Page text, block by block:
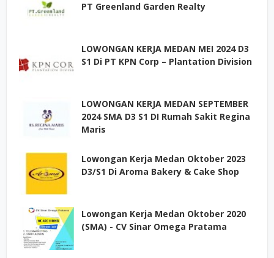
PT Greenland Garden Realty
LOWONGAN KERJA MEDAN MEI 2024 D3
S1 Di PT KPN Corp – Plantation Division
LOWONGAN KERJA MEDAN SEPTEMBER
2024 SMA D3 S1 DI Rumah Sakit Regina
Maris
Lowongan Kerja Medan Oktober 2023
D3/S1 Di Aroma Bakery & Cake Shop
Lowongan Kerja Medan Oktober 2020
(SMA) - CV Sinar Omega Pratama